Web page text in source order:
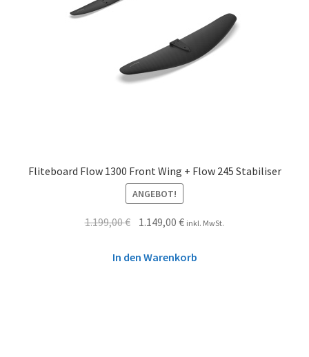
Fliteboard Flow 1300 Front Wing + Flow 245 Stabiliser
ANGEBOT!
1.199,00€ 1.149,00€ inkl. MwSt.
In den Warenkorb